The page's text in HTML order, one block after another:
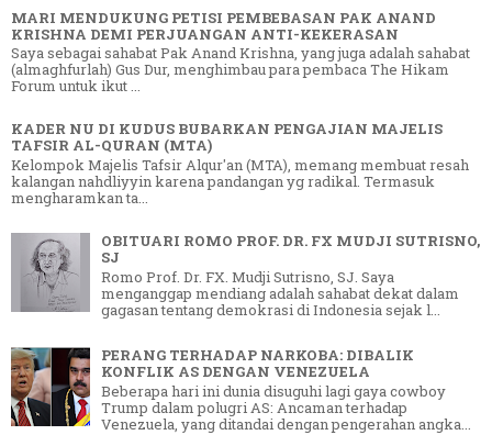
MARI MENDUKUNG PETISI PEMBEBASAN PAK ANAND
KRISHNA DEMI PERJUANGAN ANTI-KEKERASAN
Saya sebagai sahabat Pak Anand Krishna, yang juga adalah sahabat
(almaghfurlah) Gus Dur, menghimbau para pembaca The Hikam
Forum untuk ikut ...
KADER NU DI KUDUS BUBARKAN PENGAJIAN MAJELIS
TAFSIR AL-QURAN (MTA)
Kelompok Majelis Tafsir Alqur'an (MTA), memang membuat resah
kalangan nahdliyyin karena pandangan yg radikal. Termasuk
mengharamkan ta...
OBITUARI ROMO PROF. DR. FX MUDJI SUTRISNO,
SJ
Romo Prof. Dr. FX. Mudji Sutrisno, SJ. Saya
menganggap mendiang adalah sahabat dekat dalam
gagasan tentang demokrasi di Indonesia sejak l...
PERANG TERHADAP NARKOBA: DIBALIK
KONFLIK AS DENGAN VENEZUELA
Beberapa hari ini dunia disuguhi lagi gaya cowboy
Trump dalam polugri AS: Ancaman terhadap
Venezuela, yang ditandai dengan pengerahan angka...